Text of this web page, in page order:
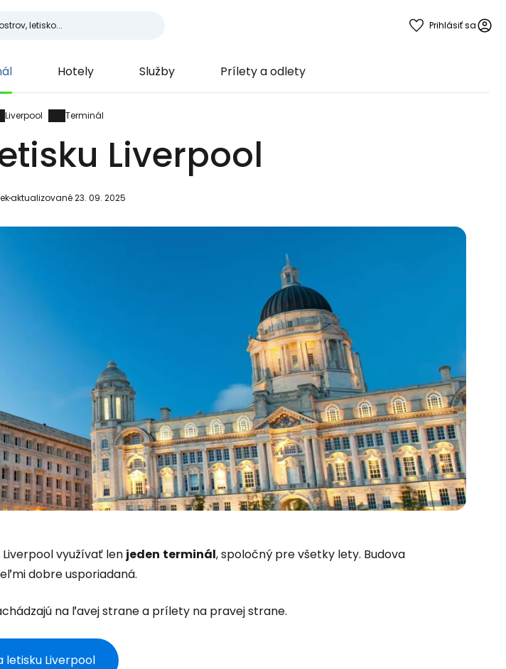
Prihlásiť sa
Hotely Služby Prílety a odlety
Liverpool Terminál
Liverpool
aktualizované 23. 09. 2025
využívať len jeden terminál, spoločný pre všetky lety. Budova
dobre usporiadaná.
na ľavej strane a prílety na pravej strane.
letisku Liverpool
sa do služby